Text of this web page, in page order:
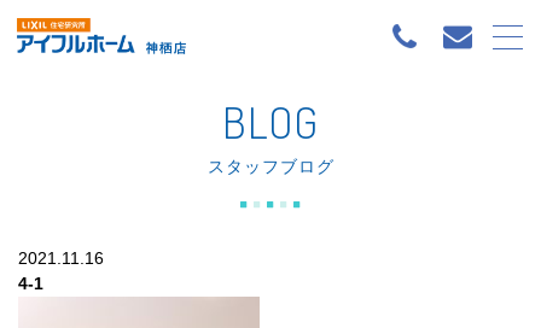
BLOG
スタッフブログ
2021.11.16
4-1